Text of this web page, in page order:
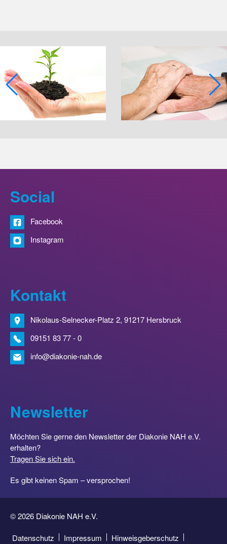
Social
Facebook
Instagram
Kontakt
Nikolaus-Selnecker-Platz 2, 91217 Hersbruck
09151 83 77 - 0
info@diakonie-nah.de
Newsletter
Möchten Sie gerne den Newsletter der Diakonie NAH e.V.
erhalten?
Tragen Sie sich ein.
Es gibt keinen Spam – versprochen!
© 2026 Diakonie NAH e.V.
Datenschutz Impressum Hinweisgeberschutz